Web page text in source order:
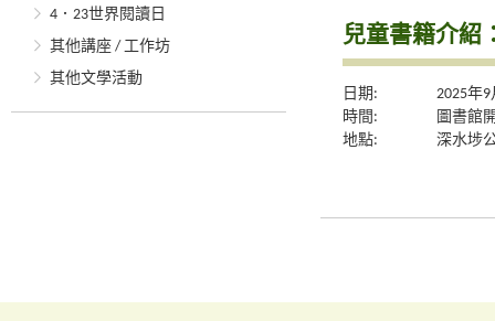
4．23世界閱讀日
其他講座 / 工作坊
其他文學活動
兒童書籍介紹
日期:
2025年
時間:
圖書館
地點:
深水埗